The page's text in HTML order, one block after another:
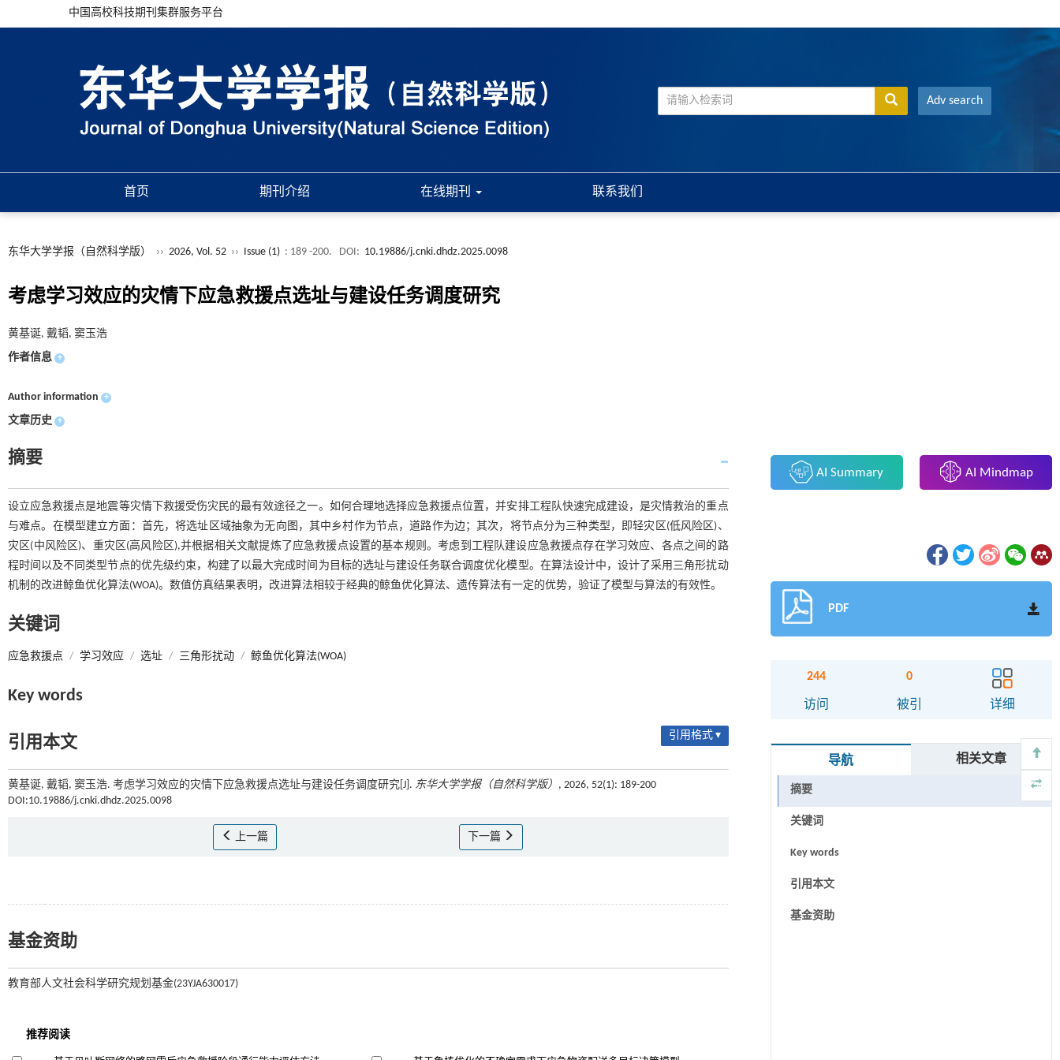
中国高校科技期刊集群服务平台
Adv search
首页 期刊介绍 在线期刊 联系我们
东华大学学报（自然科学版） ›› 2026, Vol. 52 ›› Issue (1) : 189 -200. DOI: 10.19886/j.cnki.dhdz.2025.0098
考虑学习效应的灾情下应急救援点选址与建设任务调度研究
黄基诞, 戴韬, 窦玉浩
作者信息 +
Author information +
文章历史 +
摘要
设立应急救援点是地震等灾情下救援受伤灾民的最有效途径之一。如何合理地选择应急救援点位置，并安排工程队快速完成建设，是灾情救治的重点
与难点。在模型建立方面：首先，将选址区域抽象为无向图，其中乡村作为节点，道路作为边；其次，将节点分为三种类型，即轻灾区(低风险区)、
灾区(中风险区)、重灾区(高风险区),并根据相关文献提炼了应急救援点设置的基本规则。考虑到工程队建设应急救援点存在学习效应、各点之间的路
程时间以及不同类型节点的优先级约束，构建了以最大完成时间为目标的选址与建设任务联合调度优化模型。在算法设计中，设计了采用三角形扰动
机制的改进鲸鱼优化算法(WOA)。数值仿真结果表明，改进算法相较于经典的鲸鱼优化算法、遗传算法有一定的优势，验证了模型与算法的有效性。
关键词
应急救援点 / 学习效应 / 选址 / 三角形扰动 / 鲸鱼优化算法(WOA)
Key words
引用本文 引用格式 ▾
黄基诞, 戴韬, 窦玉浩. 考虑学习效应的灾情下应急救援点选址与建设任务调度研究[J]. 东华大学学报（自然科学版） , 2026, 52(1): 189-200
DOI:10.19886/j.cnki.dhdz.2025.0098
上一篇 下一篇
基金资助
教育部人文社会科学研究规划基金(23YJA630017)
AI Summary AI Mindmap
PDF
244
访问
0
被引 详细
导航 相关文章
摘要
关键词
Key words
引用本文
基金资助